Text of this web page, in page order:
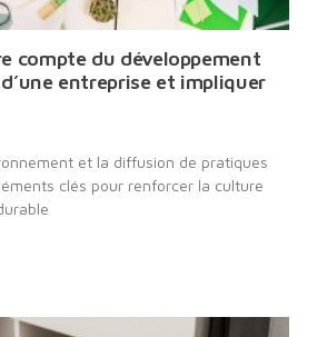
compte du développement
entreprise et impliquer
et la diffusion de pratiques
clés pour renforcer la culture